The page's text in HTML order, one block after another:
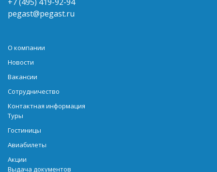
pegast@pegast.ru
О компании
Новости
Вакансии
Сотрудничество
Контактная информация
Туры
Гостиницы
Авиабилеты
Акции
Выдача документов